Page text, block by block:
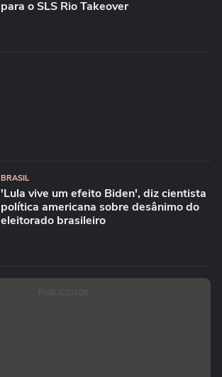
para o SLS Rio Takeover
BRASIL
'Lula vive um efeito Biden', diz cientista
política americana sobre desânimo do
eleitorado brasileiro
PUBLICIDADE